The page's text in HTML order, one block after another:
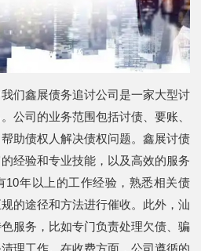
们鑫展债务追讨公司是一家大型讨
公司的业务范围包括讨债、要账、
助债权人解决债权问题。鑫展讨债
经验和专业技能，以及高效的服务
10年以上的工作经验，熟悉相关债
的途径和方法进行催收。此外，汕
服务，比如专门负责处理欠债、骗